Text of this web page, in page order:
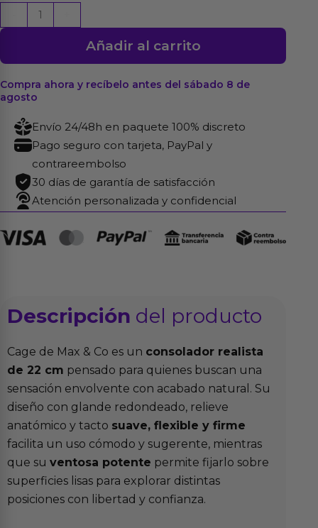
Dildo
Natural
8,65
-
cm
Añadir al carrito
Compra ahora y recíbelo antes del sábado 8 de
agosto
Envío 24/48h en paquete 100% discreto
Pago seguro con tarjeta, PayPal y
contrareembolso
30 días de garantía de satisfacción
Atención personalizada y confidencial
Descripción del producto
Cage de Max & Co es un consolador realista
de 22 cm pensado para quienes buscan una
sensación envolvente con acabado natural. Su
diseño con glande redondeado, relieve
anatómico y tacto suave, flexible y firme
facilita un uso cómodo y sugerente, mientras
que su ventosa potente permite fijarlo sobre
superficies lisas para explorar distintas
posiciones con libertad y confianza.